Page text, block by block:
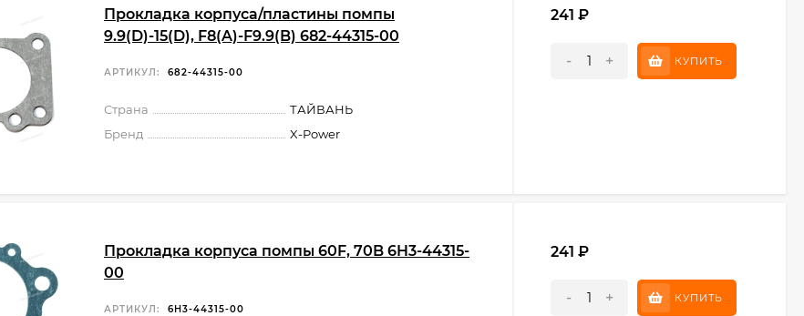
Прокладка корпуса/пластины помпы
9.9(D)-15(D), F8(A)-F9.9(B) 682-44315-00
АРТИКУЛ: 682-44315-00
Страна
ТАЙВАНЬ
Бренд
X-Power
241 ₽
- + КУПИТЬ
Прокладка корпуса помпы 60F, 70B 6H3-44315-
00
АРТИКУЛ: 6H3-44315-00
241 ₽
- + КУПИТЬ